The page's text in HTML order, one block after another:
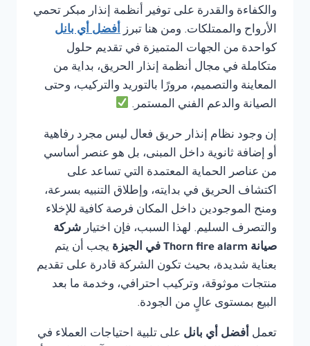
والكفاءة والقدرة على توفير أنظمة إنذار مبكر تحمي
الأرواح والممتلكات. ومن هنا تبرز أفضل أي بانل
كواحدة من الجهات المتميزة في تقديم حلول
متكاملة في مجال أنظمة إنذار الحريق، بداية من
المعاينة والتصميم، مرورًا بالتوريد والتركيب، وحتى
الصيانة والدعم الفني المستمر.
إن وجود نظام إنذار حريق فعال ليس مجرد رفاهية
أو إضافة ثانوية داخل المبنى، بل هو عنصر أساسي
من عناصر الحماية المعتمدة التي تساعد على
اكتشاف الحريق في بدايته، وإطلاق التنبيه بسرعة،
ومنح الموجودين داخل المكان فرصة كافية للإخلاء
والتصرف السليم. لهذا السبب، فإن اختيار شركة
صيانة Thorn fire alarm في الجيزة
يجب أن يتم
بعناية شديدة، بحيث تكون الشركة قادرة على تقديم
منتجات موثوقة، وتركيب احترافي، وخدمة ما بعد
البيع بمستوى عالٍ من الجودة.
تعمل أفضل أي بانل على تلبية احتياجات العملاء في